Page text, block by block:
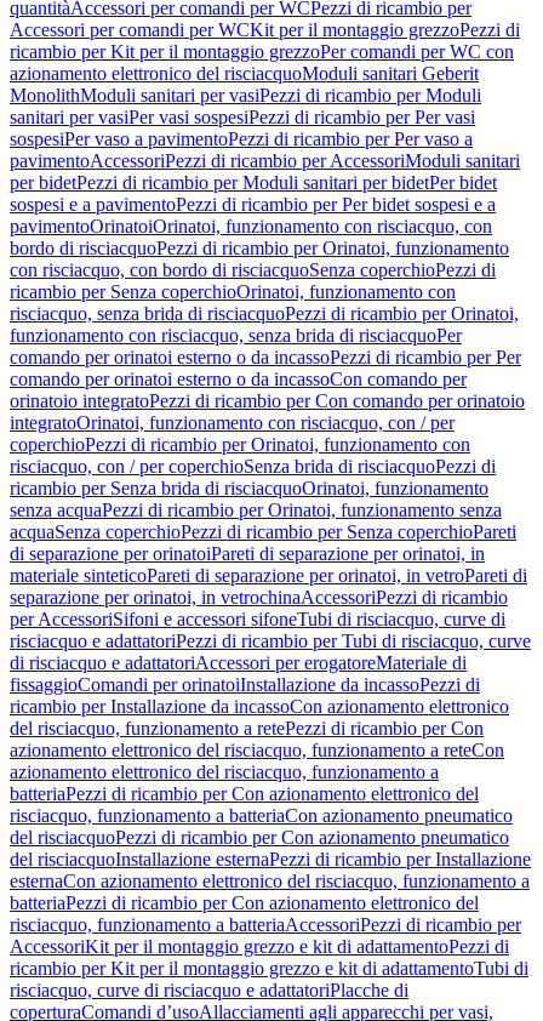
quantitàAccessori per comandi per WCPezzi di ricambio per
Accessori per comandi per WCKit per il montaggio grezzoPezzi di
ricambio per Kit per il montaggio grezzoPer comandi per WC con
azionamento elettronico del risciacquoModuli sanitari Geberit
MonolithModuli sanitari per vasiPezzi di ricambio per Moduli
sanitari per vasiPer vasi sospesiPezzi di ricambio per Per vasi
sospesiPer vaso a pavimentoPezzi di ricambio per Per vaso a
pavimentoAccessoriPezzi di ricambio per AccessoriModuli sanitari
per bidetPezzi di ricambio per Moduli sanitari per bidetPer bidet
sospesi e a pavimentoPezzi di ricambio per Per bidet sospesi e a
pavimentoOrinatoiOrinatoi, funzionamento con risciacquo, con
bordo di risciacquoPezzi di ricambio per Orinatoi, funzionamento
con risciacquo, con bordo di risciacquoSenza coperchioPezzi di
ricambio per Senza coperchioOrinatoi, funzionamento con
risciacquo, senza brida di risciacquoPezzi di ricambio per Orinatoi,
funzionamento con risciacquo, senza brida di risciacquoPer
comando per orinatoi esterno o da incassoPezzi di ricambio per Per
comando per orinatoi esterno o da incassoCon comando per
orinatoio integratoPezzi di ricambio per Con comando per orinatoio
integratoOrinatoi, funzionamento con risciacquo, con / per
coperchioPezzi di ricambio per Orinatoi, funzionamento con
risciacquo, con / per coperchioSenza brida di risciacquoPezzi di
ricambio per Senza brida di risciacquoOrinatoi, funzionamento
senza acquaPezzi di ricambio per Orinatoi, funzionamento senza
acquaSenza coperchioPezzi di ricambio per Senza coperchioPareti
di separazione per orinatoiPareti di separazione per orinatoi, in
materiale sinteticoPareti di separazione per orinatoi, in vetroPareti di
separazione per orinatoi, in vetrochinaAccessoriPezzi di ricambio
per AccessoriSifoni e accessori sifoneTubi di risciacquo, curve di
risciacquo e adattatoriPezzi di ricambio per Tubi di risciacquo, curve
di risciacquo e adattatoriAccessori per erogatoreMateriale di
fissaggioComandi per orinatoiInstallazione da incassoPezzi di
ricambio per Installazione da incassoCon azionamento elettronico
del risciacquo, funzionamento a retePezzi di ricambio per Con
azionamento elettronico del risciacquo, funzionamento a reteCon
azionamento elettronico del risciacquo, funzionamento a
batteriaPezzi di ricambio per Con azionamento elettronico del
risciacquo, funzionamento a batteriaCon azionamento pneumatico
del risciacquoPezzi di ricambio per Con azionamento pneumatico
del risciacquoInstallazione esternaPezzi di ricambio per Installazione
esternaCon azionamento elettronico del risciacquo, funzionamento a
batteriaPezzi di ricambio per Con azionamento elettronico del
risciacquo, funzionamento a batteriaAccessoriPezzi di ricambio per
AccessoriKit per il montaggio grezzo e kit di adattamentoPezzi di
ricambio per Kit per il montaggio grezzo e kit di adattamentoTubi di
risciacquo, curve di risciacquo e adattatoriPlacche di
coperturaComandi d’usoAllacciamenti agli apparecchi per vasi,